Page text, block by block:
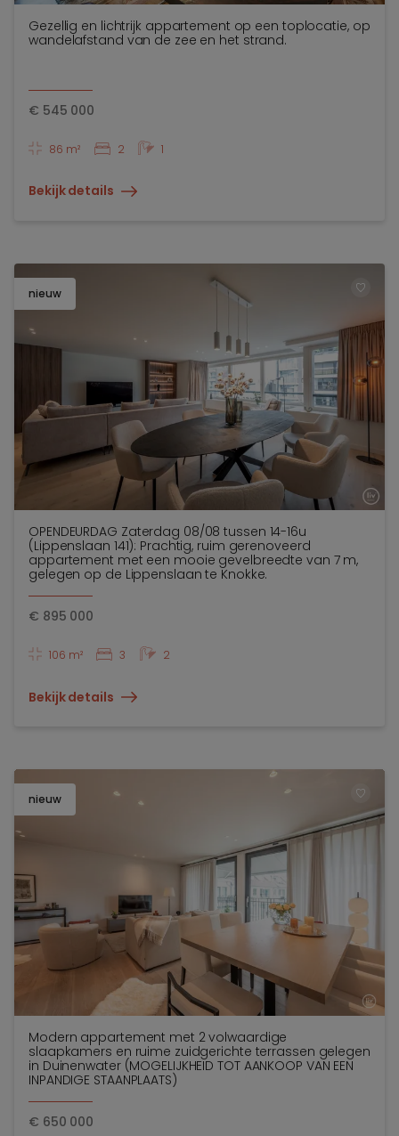
Gezellig en lichtrijk appartement op een toplocatie, op
wandelafstand van de zee en het strand.
€ 545 000
86 m² 2 1
Bekijk details
nieuw
OPENDEURDAG Zaterdag 08/08 tussen 14-16u
(Lippenslaan 141): Prachtig, ruim gerenoveerd
appartement met een mooie gevelbreedte van 7 m,
gelegen op de Lippenslaan te Knokke.
€ 895 000
106 m² 3 2
Bekijk details
nieuw
Modern appartement met 2 volwaardige
slaapkamers en ruime zuidgerichte terrassen gelegen
in Duinenwater (MOGELIJKHEID TOT AANKOOP VAN EEN
INPANDIGE STAANPLAATS)
€ 650 000